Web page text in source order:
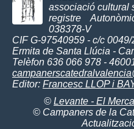
associació cultural
registre
038378-V
CIF G-97540959 - c/c
Ermita de Santa Llúcia -
Telèfon 636 066 978 -
Editor: Francesc LLOP i
© Levante - El
© Campaners de la